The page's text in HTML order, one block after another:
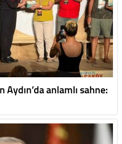
anlamlı sahne: